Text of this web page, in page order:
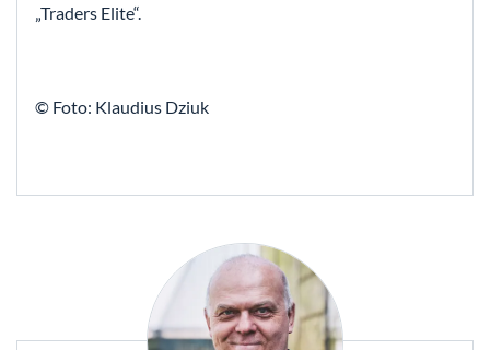
„Traders Elite“.
© Foto: Klaudius Dziuk